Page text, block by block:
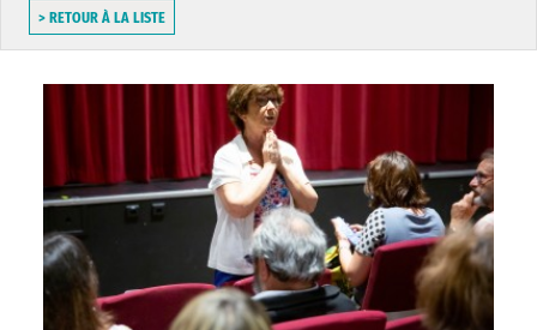
> RETOUR À LA LISTE